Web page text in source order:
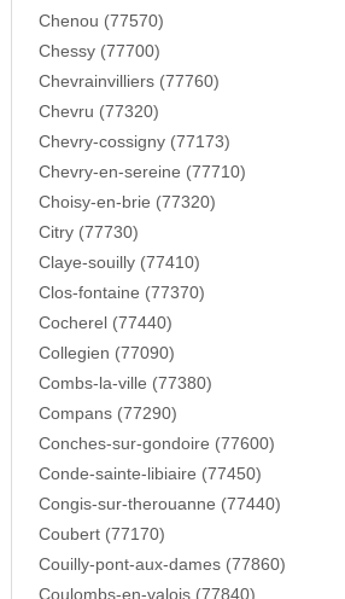
Chenou (77570)
Chessy (77700)
Chevrainvilliers (77760)
Chevru (77320)
Chevry-cossigny (77173)
Chevry-en-sereine (77710)
Choisy-en-brie (77320)
Citry (77730)
Claye-souilly (77410)
Clos-fontaine (77370)
Cocherel (77440)
Collegien (77090)
Combs-la-ville (77380)
Compans (77290)
Conches-sur-gondoire (77600)
Conde-sainte-libiaire (77450)
Congis-sur-therouanne (77440)
Coubert (77170)
Couilly-pont-aux-dames (77860)
Coulombs-en-valois (77840)